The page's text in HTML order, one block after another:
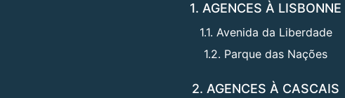
1. AGENCES À LISBONNE
1.1. Avenida da Liberdade
1.2. Parque das Nações
2. AGENCES À CASCAIS